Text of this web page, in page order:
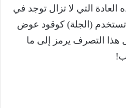
التي لا تزال توجد في
(الجلة) كوقود عوض
هذا التصرف يرمز إلى ما